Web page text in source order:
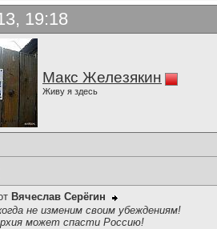
19:18
Макс Железякин
Живу я здесь
Вячеслав Серёгин
не изменим своим убеждениям!
может спасти Россию!